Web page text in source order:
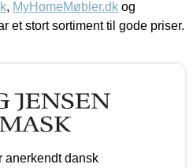
, MyHomeMøbler.dk og
et stort sortiment til gode priser.
anerkendt dansk